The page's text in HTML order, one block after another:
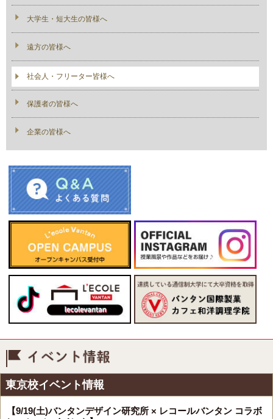
大学生・短大生の皆様へ
遠方の皆様へ
社会人・フリーター皆様へ
保護者の皆様へ
企業の皆様へ
東京校イベント情報
【9/19(土)バンタンデザイン研究所 × レコールバンタン コラボ